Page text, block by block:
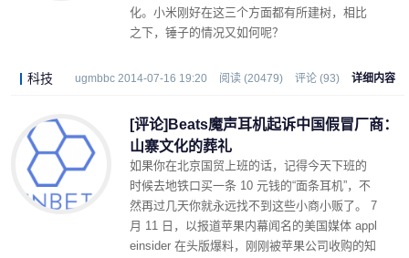
化。小米刚好在这三个方面都有所建树，相比
之下，锤子的情况又如何呢？
科技 ugmbbc 2014-07-16 19:20 阅读 (20479) 评论 (93) 详细内容
[评论]Beats魔声耳机起诉中国假冒厂商：
山寨文化的葬礼
如果你在北京国贸上班的话，记得今天下班的
时候去地铁口买一条 10 元钱的“面条耳机”，不
然再过几天你就永远找不到这些小商小贩了。 7
月 11 日，以报道苹果内幕闻名的美国媒体 appl
einsider 在头版爆料，刚刚被苹果公司收购的知